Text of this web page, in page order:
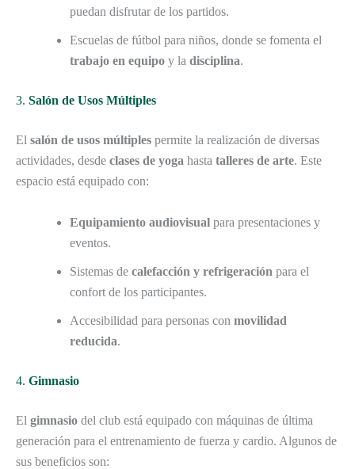
puedan disfrutar de los partidos.
Escuelas de fútbol para niños, donde se fomenta el
trabajo en equipo y la disciplina.
3. Salón de Usos Múltiples
El salón de usos múltiples permite la realización de diversas
actividades, desde clases de yoga hasta talleres de arte. Este
espacio está equipado con:
Equipamiento audiovisual para presentaciones y
eventos.
Sistemas de calefacción y refrigeración para el
confort de los participantes.
Accesibilidad para personas con movilidad
reducida.
4. Gimnasio
El gimnasio del club está equipado con máquinas de última
generación para el entrenamiento de fuerza y cardio. Algunos de
sus beneficios son: